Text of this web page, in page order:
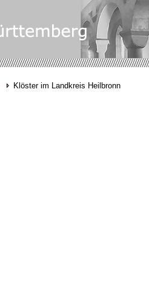
Klöster im Landkreis Heilbronn